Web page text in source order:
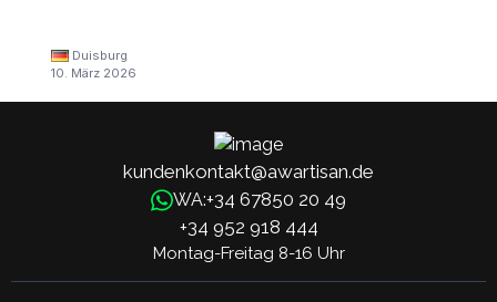
Duisburg
10. März 2026
kundenkontakt@awartisan.de
WA:+34 67850 20 49
+34 952 918 444
Montag-Freitag 8-16 Uhr